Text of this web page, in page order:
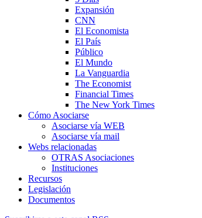
Expansión
CNN
El Economista
El País
Público
El Mundo
La Vanguardia
The Economist
Financial Times
The New York Times
Cómo Asociarse
Asociarse vía WEB
Asociarse vía mail
Webs relacionadas
OTRAS Asociaciones
Instituciones
Recursos
Legislación
Documentos